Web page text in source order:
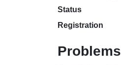
Status
Registration
Problems